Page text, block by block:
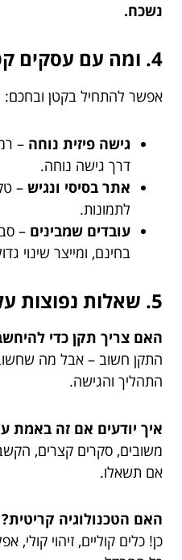
נשכח.
4. ומה עם עסקים קטנים?
אפשר להתחיל בקטן ובחכם:
גישה פיזית נוחה –
דרך גישה נוחה.
אתר בסיסי ונגיש –
לתמונות.
עובדים שמבינים –
בחינם, ומייצר שינוי
5. שאלות נפוצות על הנגשת שירות
האם צריך תקן כדי
התקן חשוב – אבל מה
התהליך והגישה.
איך יודעים אם זה באמת
משובים, סקרים קצרים,
אם תשאלו.
האם הטכנולוגיה קריטית?
כן! כלים קוליים, זיהוי